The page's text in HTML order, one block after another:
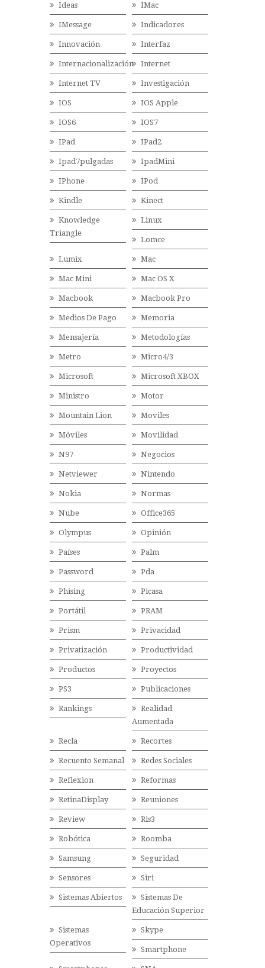
Ideas IMac
IMessage Indicadores
Innovación Interfaz
Internacionalización Internet
Internet TV Investigación
IOS IOS Apple
IOS6 IOS7
IPad IPad2
Ipad7pulgadas IpadMini
IPhone IPod
Kindle Kinect
Knowledge
Triangle
Linux
Lomce
Lumix Mac
Mac Mini Mac OS X
Macbook Macbook Pro
Medios De Pago Memoria
Mensajería Metodologías
Metro Micro4/3
Microsoft Microsoft XBOX
Ministro Motor
Mountain Lion Moviles
Móviles Movilidad
N97 Negocios
Netviewer Nintendo
Nokia Normas
Nube Office365
Olympus Opinión
Países Palm
Password Pda
Phising Picasa
Portátil PRAM
Prism Privacidad
Privatización Productividad
Productos Proyectos
PS3 Publicaciones
Rankings
Realidad
Aumentada
Recla Recortes
Recuento Semanal Redes Sociales
Reflexion Reformas
RetinaDisplay Reuniones
Review Ris3
Robótica Roomba
Samsung Seguridad
Sensores Siri
Sistemas Abiertos
Sistemas De
Educación Superior
Sistemas
Operativos
Skype
Smartphone